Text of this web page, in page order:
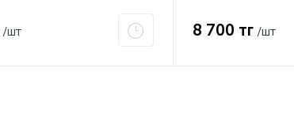
/шт 8 700 тг /шт